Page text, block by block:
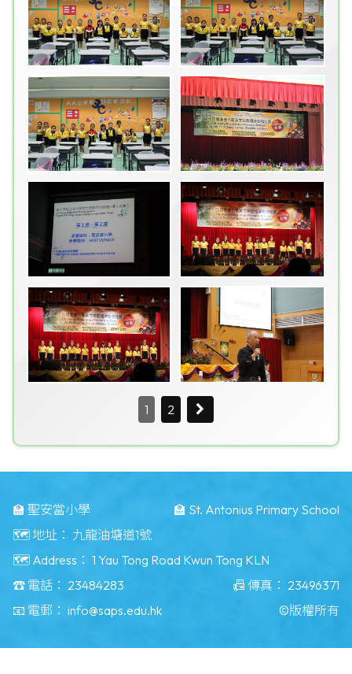
1 2
🏫 聖安當小學
🏫 St. Antonius Primary School
🗺️ 地址： 九龍油塘道1號
🗺️ Address： 1 Yau Tong Road Kwun Tong KLN
☎️ 電話： 23484283 📠 傳真： 23496371
📧 電郵： info@saps.edu.hk ©版權所有